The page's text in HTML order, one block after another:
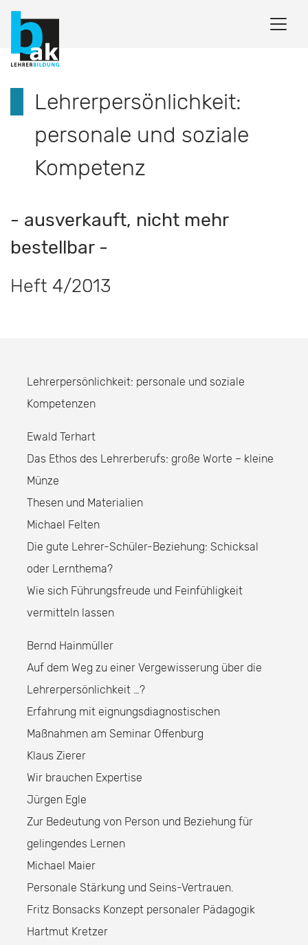
Lehrerpersönlichkeit:
personale und soziale
Kompetenz
- ausverkauft, nicht mehr
bestellbar -
Heft 4/2013
Lehrerpersönlichkeit: personale und soziale
Kompetenzen
Ewald Terhart
Das Ethos des Lehrerberufs: große Worte – kleine
Münze
Thesen und Materialien
Michael Felten
Die gute Lehrer-Schüler-Beziehung: Schicksal
oder Lernthema?
Wie sich Führungsfreude und Feinfühligkeit
vermitteln lassen
Bernd Hainmüller
Auf dem Weg zu einer Vergewisserung über die
Lehrerpersönlichkeit …?
Erfahrung mit eignungsdiagnostischen
Maßnahmen am Seminar Offenburg
Klaus Zierer
Wir brauchen Expertise
Jürgen Egle
Zur Bedeutung von Person und Beziehung für
gelingendes Lernen
Michael Maier
Personale Stärkung und Seins-Vertrauen.
Fritz Bonsacks Konzept personaler Pädagogik
Hartmut Kretzer